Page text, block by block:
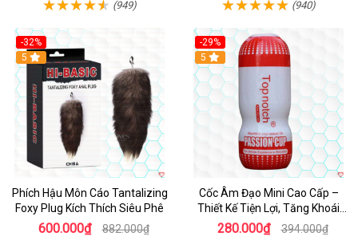
(949) (940)
-32%
Hot
5
Phích Hậu Môn Cáo Tantalizing
Foxy Plug Kích Thích Siêu Phê
600.000₫ 882.000₫
-29%
5
Cốc Âm Đạo Mini Cao Cấp –
Thiết Kế Tiện Lợi, Tăng Khoái
Cảm
280.000₫ 394.000₫